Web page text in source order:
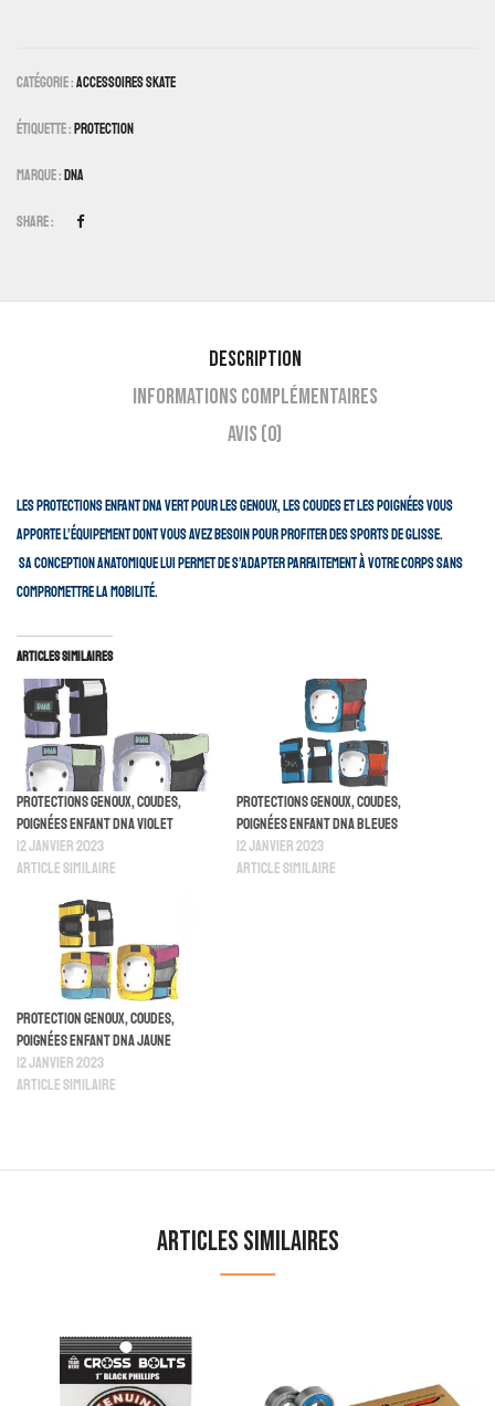
Catégorie :Accessoires Skate
Étiquette : Protection
Marque : DNA
Share :
Description
Informations complémentaires
Avis (0)
Les protections enfant DNA vert pour les genoux, les coudes et les poignées vous
apporte l’équipement dont vous avez besoin pour profiter des sports de glisse.
Sa conception anatomique lui permet de s’adapter parfaitement à votre corps sans
compromettre la mobilité.
Articles similaires
Protections Genoux, Coudes,
Poignées Enfant DNA Violet
12 janvier 2023
Article similaire
Protections Genoux, Coudes,
Poignées Enfant DNA Bleues
12 janvier 2023
Article similaire
Protection Genoux, Coudes,
Poignées Enfant DNA Jaune
12 janvier 2023
Article similaire
Articles similaires